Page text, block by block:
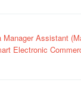
Manager Assistant
Electronic